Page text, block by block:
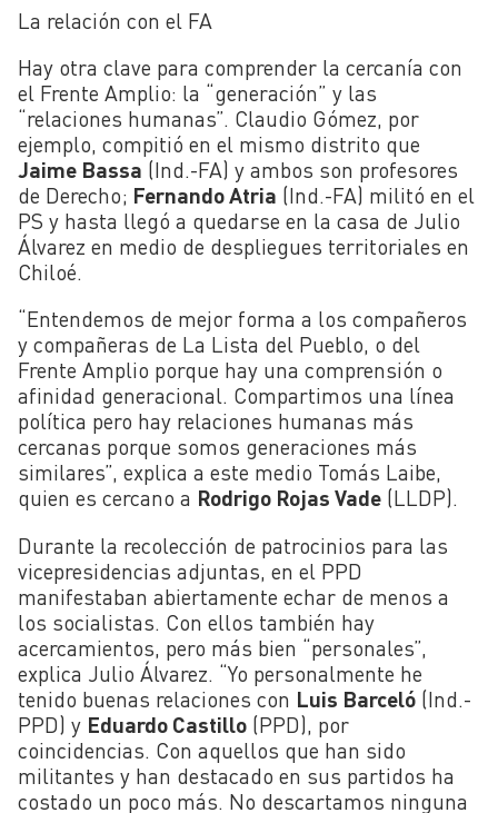
La relación con el FA
Hay otra clave para comprender la cercanía con
el Frente Amplio: la “generación” y las
“relaciones humanas”. Claudio Gómez, por
ejemplo, compitió en el mismo distrito que
Jaime Bassa (Ind.-FA) y ambos son profesores
de Derecho; Fernando Atria (Ind.-FA) militó en el
PS y hasta llegó a quedarse en la casa de Julio
Álvarez en medio de despliegues territoriales en
Chiloé.
“Entendemos de mejor forma a los compañeros
y compañeras de La Lista del Pueblo, o del
Frente Amplio porque hay una comprensión o
afinidad generacional. Compartimos una línea
política pero hay relaciones humanas más
cercanas porque somos generaciones más
similares”, explica a este medio Tomás Laibe,
quien es cercano a Rodrigo Rojas Vade (LLDP).
Durante la recolección de patrocinios para las
vicepresidencias adjuntas, en el PPD
manifestaban abiertamente echar de menos a
los socialistas. Con ellos también hay
acercamientos, pero más bien “personales”,
explica Julio Álvarez. “Yo personalmente he
tenido buenas relaciones con Luis Barceló (Ind.-
PPD) y Eduardo Castillo (PPD), por
coincidencias. Con aquellos que han sido
militantes y han destacado en sus partidos ha
costado un poco más. No descartamos ninguna